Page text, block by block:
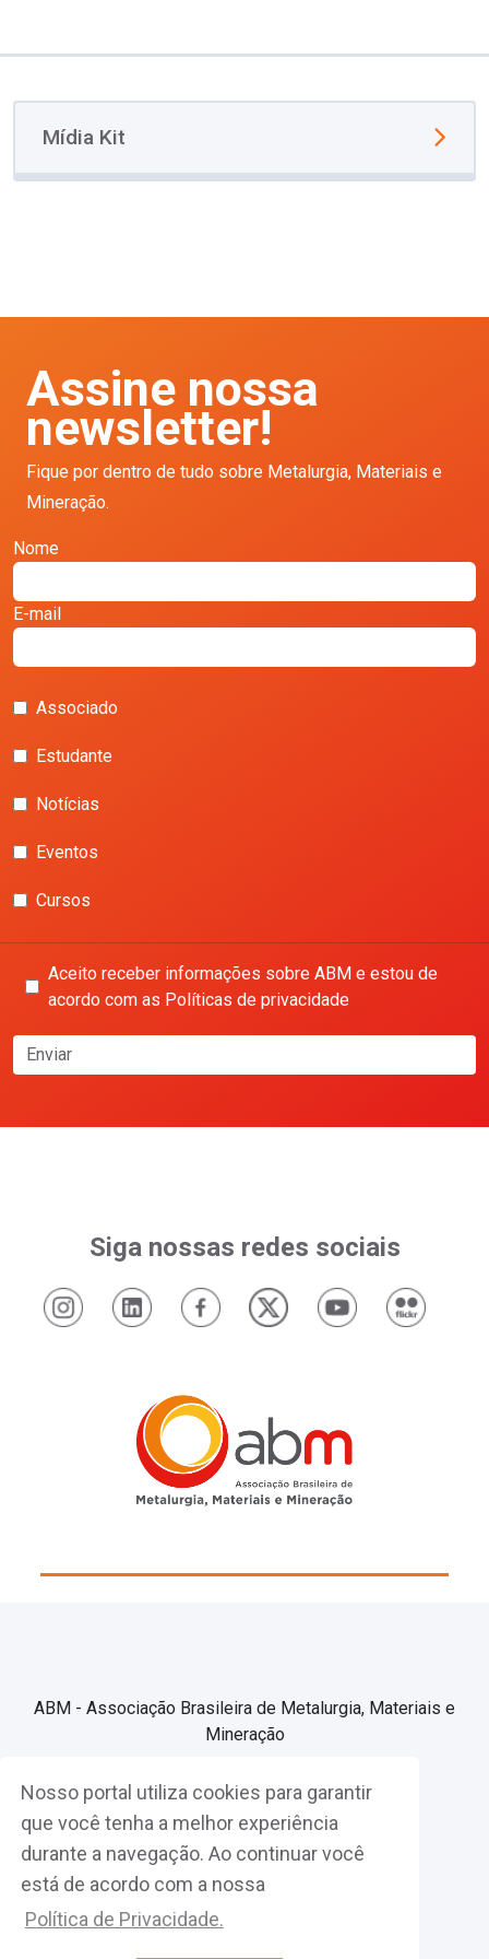
Nosso portal utiliza cookies para garantir
que você tenha a melhor experiência
durante a navegação. Ao continuar você
está de acordo com a nossa
Política de Privacidade.
Mídia Kit
Assine nossa
newsletter!
Fique por dentro de tudo sobre Metalurgia, Materiais e
Mineração.
Nome
E-mail
Associado
Estudante
Notícias
Eventos
Cursos
Aceito receber informações sobre ABM e estou de
acordo com as Políticas de privacidade
Enviar
Siga nossas redes sociais
ABM - Associação Brasileira de Metalurgia, Materiais e
Mineração
Associe-se
Fazer Login